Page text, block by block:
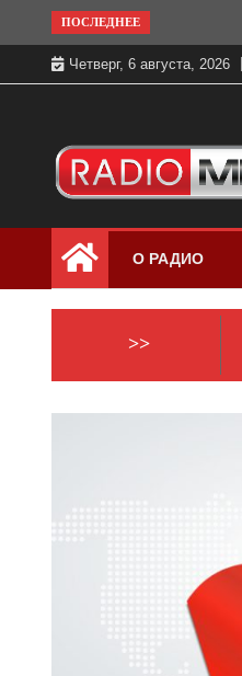
to
content
ПОСЛЕДНЕЕ
Четверг, 6 августа, 2026
Радио
бесплатно в хорошем
Петербург и Россия
О РАДИО
>>